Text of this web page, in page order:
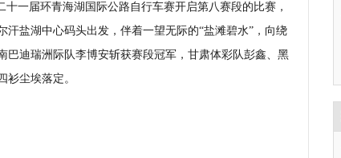
一届环青海湖国际公路自行车赛开启第八赛段的比赛，
盐湖中心码头出发，伴着一望无际的“盐滩碧水”，向绕
巴迪瑞洲际队李博安斩获赛段冠军，甘肃体彩队彭鑫、黑
衫尘埃落定。